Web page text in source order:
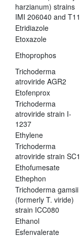
harzianum) strains
IMI 206040 and T11
Etridiazole
Etoxazole
Ethoprophos
Trichoderma
atroviride AGR2
Etofenprox
Trichoderma
atroviride strain I-
1237
Ethylene
Trichoderma
atroviride strain SC1
Ethofumesate
Ethephon
Trichoderma gamsii
(formerly T. viride)
strain ICC080
Ethanol
Esfenvalerate